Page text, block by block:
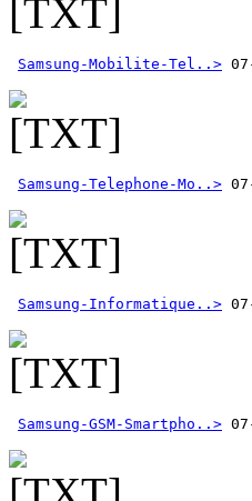
Samsung-Mobilite-Tel..>
Samsung-Telephone-Mo..>
Samsung-Informatique..>
Samsung-GSM-Smartpho..>